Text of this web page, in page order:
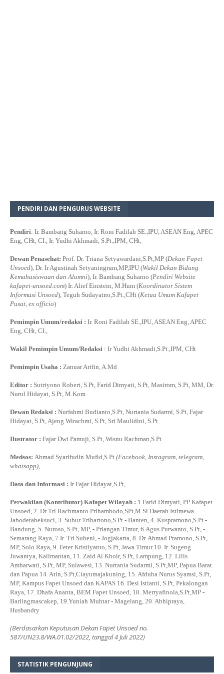
PENDIRI DAN PENGURUS WEBSITE
Pendiri: Ir. Bambang Suharno, Ir. Roni Fadilah SE.,IPU, ASEAN Eng, APEC
Eng, CHt, CI., Ir. Yudhi Akhmadi, S.Pt.,IPM, CHt,
Dewan Penasehat: Prof. Dr. Triana Setyawardani,S.Pt,MP (Dekan Fapet
Unsoed), Dr. Ir Agustinah Setyaningrum,MP,IPU (Wakil Dekan Bidang
Kemahasiswaan dan Alumni), Ir. Bambang Suharno (Pendiri Website
kafapet-unsoed.com) Ir. Alief Einstein, M.Hum (Koordinator Sistem
Informasi Unsoed), Teguh Sudayatno,S.Pt.,CHt (Ketua Umum Kafapet
Pusat, ex officio)
Pemimpin Umum/redaksi : Ir. Roni Fadilah SE.,IPU, ASEAN Eng, APEC
Eng, CHt, CI.,
Wakil Pemimpin Umum/Redaksi : Ir Yudhi Akhmadi,S.Pt.,IPM, CHt
Pemimpin Usaha : Zanuar Arifin, A.Md
Editor : Sutriyono Robert, S.Pt, Farid Dimyati, S.Pt, Masirom, S.Pt, MM, Dr.
Nurul Hidayat, S.Pt, M.Kom
Dewan Redaksi : Nurfahmi Budianto,S.Pt, Nurtania Sudarmi, S.Pt, Fajar
Hidayat, S.Pt, Ajeng Wirachmi, S.Pt, Sri Maulidini, S.Pt
Ilustrator : Fajar Dwi Pamuji, S.Pt, Wisnu Rachman,S.Pt
Medsos: Ahmad Syarifudin Mufid,S.Pt (Facebook, Instagram, telegram,
whatsapp),
Data dan Informasi : Ir Fajar Hidayat,S.Pt,
Perwakilan (Kontributor) Kafapet Wilayah : 1.Farid Dimyati, PP Kafapet
Unsoed, 2. Dr Tri Rachmanto Prihambodo,SPt,M.Si Daerah Istimewa
Jabodetabeksuci, 3. Subur Trihartono,S.Pt - Banten, 4. Kuspramono,S.Pt -
Bandung, 5. Nuroso, S.Pt, MP, - Priangan Timur, 6.Agus Purwanto, S.Pt, -
Semarang Raya, 7.Ir. Tri Suheni, - Jogjakarta, 8. Dr. Ahmad Pramono, S.Pt,
MP, Solo Raya, 9. Feter Kristiyanto, S.Pt, Jawa Timur 10. Ir. Sugeng
Juwantya, Kalimantan, 11. Zaid Al Khoir, S.Pt, Lampung, 12. Lilis
Ambarwati, S.Pt, MP, Sulawesi, 13. Nurtania Sudarmi, S.Pt,MP, Papua Barat
dan Papua 14. Atin, S.Pt,Ciayumajakuning, 15. Afduha Nurus Syamsi, S.Pt,
MP, Kampus Fapet Unsoed dan KAPAS 16. Desi Istianti, S.Pt, Pekalongan
Raya, 17. Dhafa Ananta, BEM Fapet Unsoed, 18. Merryafinola,S.Pt,MP -
Barlingmascakep, 19.Yuniah Muhtar - Magelang, 20. Abhipraya,
Husbandry
(Berdasarkan Keputusan Dekan Fapet Unsoed no.
587/UN23.8/WA.01.02/2022, tanggal 4 Juli 2022)
STATISTIK PENGUNJUNG